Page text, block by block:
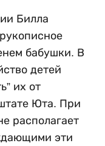
Билла
бабушки. В
детей
их от
Юта. При
располагает
эти